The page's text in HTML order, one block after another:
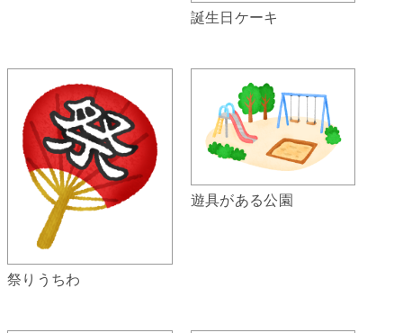
誕生日ケーキ
祭りうちわ
遊具がある公園